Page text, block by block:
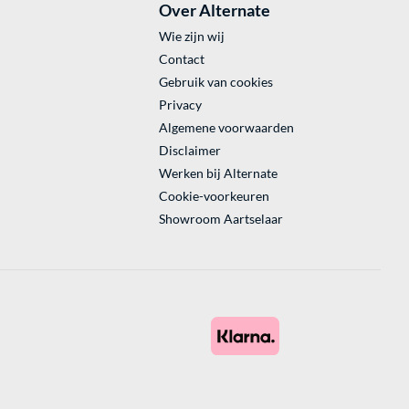
Over Alternate
Wie zijn wij
Contact
Gebruik van cookies
Privacy
Algemene voorwaarden
Disclaimer
Werken bij Alternate
Cookie-voorkeuren
Showroom Aartselaar